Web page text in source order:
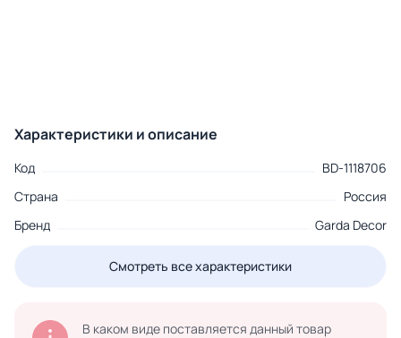
Характеристики и описание
Код
BD-1118706
Страна
Россия
Бренд
Garda Decor
Смотреть все характеристики
В каком виде поставляется данный товар